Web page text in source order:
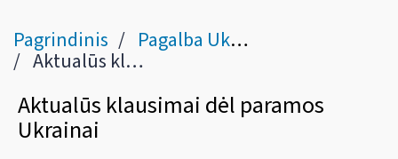
Pagrindinis Pagalba Ukrainai
Aktualūs klausimai dėl paramos Ukrainai ir sankcijų Rusijai
Aktualūs klausimai dėl paramos
Ukrainai